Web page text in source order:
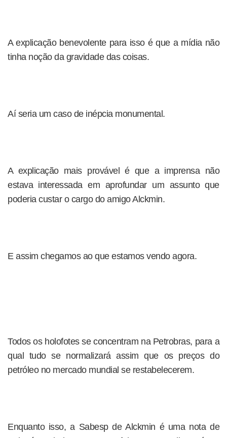
A explicação benevolente para isso é que a mídia não
tinha noção da gravidade das coisas.
Aí seria um caso de inépcia monumental.
A explicação mais provável é que a imprensa não
estava interessada em aprofundar um assunto que
poderia custar o cargo do amigo Alckmin.
E assim chegamos ao que estamos vendo agora.
Todos os holofotes se concentram na Petrobras, para a
qual tudo se normalizará assim que os preços do
petróleo no mercado mundial se restabelecerem.
Enquanto isso, a Sabesp de Alckmin é uma nota de